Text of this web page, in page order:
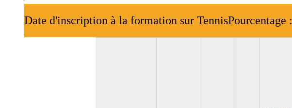
Date d'inscription à la formation sur TennisPourcentage :